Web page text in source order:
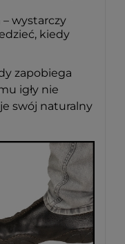
– wystarczy
kiedy
zapobiega
igły nie
swój naturalny